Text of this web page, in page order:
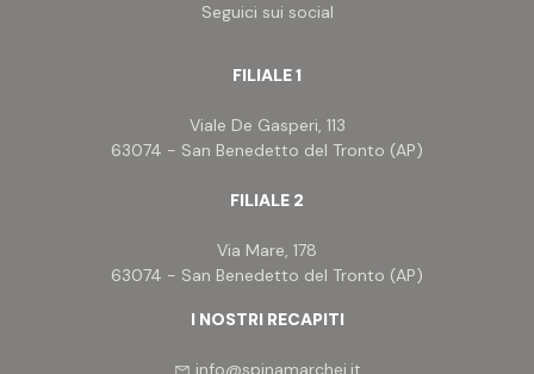
Seguici sui social
FILIALE 1
Viale De Gasperi, 113
63074 - San Benedetto del Tronto (AP)
FILIALE 2
Via Mare, 178
63074 - San Benedetto del Tronto (AP)
I NOSTRI RECAPITI
info@spinamarchei.it